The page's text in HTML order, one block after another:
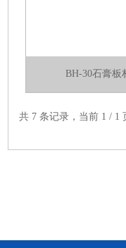
BH-30石膏板
共 7 条记录，当前 1 /